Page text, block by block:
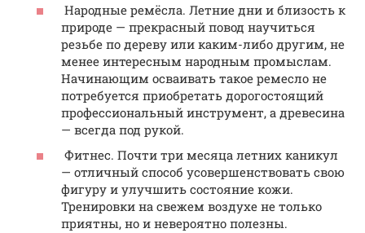
Народные ремёсла. Летние дни и близость к
природе — прекрасный повод научиться
резьбе по дереву или каким-либо другим, не
менее интересным народным промыслам.
Начинающим осваивать такое ремесло не
потребуется приобретать дорогостоящий
профессиональный инструмент, а древесина
— всегда под рукой.
Фитнес. Почти три месяца летних каникул
— отличный способ усовершенствовать свою
фигуру и улучшить состояние кожи.
Тренировки на свежем воздухе не только
приятны, но и невероятно полезны.